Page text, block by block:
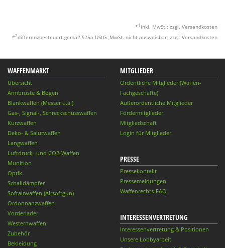
* 1 inkl. MwSt.; zzgl. Versandkosten
*2differenzbesteuert gemäß §25a UStG.;MwSt. nicht ausweisbar; zzgl. Versandkosten
WAFFENMARKT
Übersicht
Armbrüste & Bögen
Blankwaffen (Messer u.ä.)
Gas-, Signal-, Schreckschusswaffen
Kurzwaffen
Deko- & Salutwaffen
Langwaffen
Luftdruck- und CO2-Waffen
Munition
Optik
Schalldämpfer
Softairwaffen (Airsoftgun)
Ordonnanzwaffen
Vorderlader
Westernwaffen
Zubehör
Bekleidung
MITGLIEDER
Ordentliche Mitglieder (Waffen-
Fachgeschäfte)
Außerordentliche Mitglieder
Fördermitglieder
Mitgliedschaft
Login für Mitglieder
PRESSE
Pressekontakt
Pressemeldungen
Waffenrechts-FAQ
INTERESSENVERTRETUNG
Interessenvertretung & Positionen
Unsere Lobbyarbeit